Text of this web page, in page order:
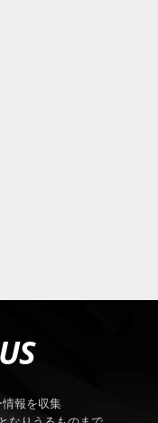
報を収集